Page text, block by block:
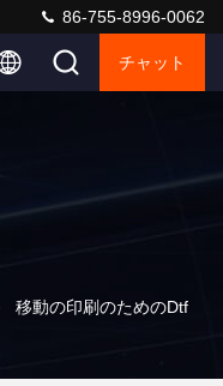
86-755-8996-0062
チャット
移動の印刷のためのDtf